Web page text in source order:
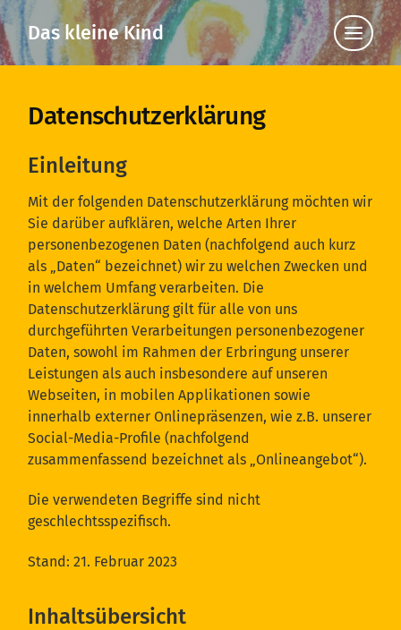
Das kleine Kind
Klicke
hier,
um
Datenschutzerklärung
Einleitung
Mit der folgenden Datenschutzerklärung möchten wir
Sie darüber aufklären, welche Arten Ihrer
personenbezogenen Daten (nachfolgend auch kurz
als „Daten“ bezeichnet) wir zu welchen Zwecken und
in welchem Umfang verarbeiten. Die
Datenschutzerklärung gilt für alle von uns
durchgeführten Verarbeitungen personenbezogener
Daten, sowohl im Rahmen der Erbringung unserer
Leistungen als auch insbesondere auf unseren
Webseiten, in mobilen Applikationen sowie
innerhalb externer Onlinepräsenzen, wie z.B. unserer
Social-Media-Profile (nachfolgend
zusammenfassend bezeichnet als „Onlineangebot“).
Die verwendeten Begriffe sind nicht
geschlechtsspezifisch.
Stand: 21. Februar 2023
Inhaltsübersicht